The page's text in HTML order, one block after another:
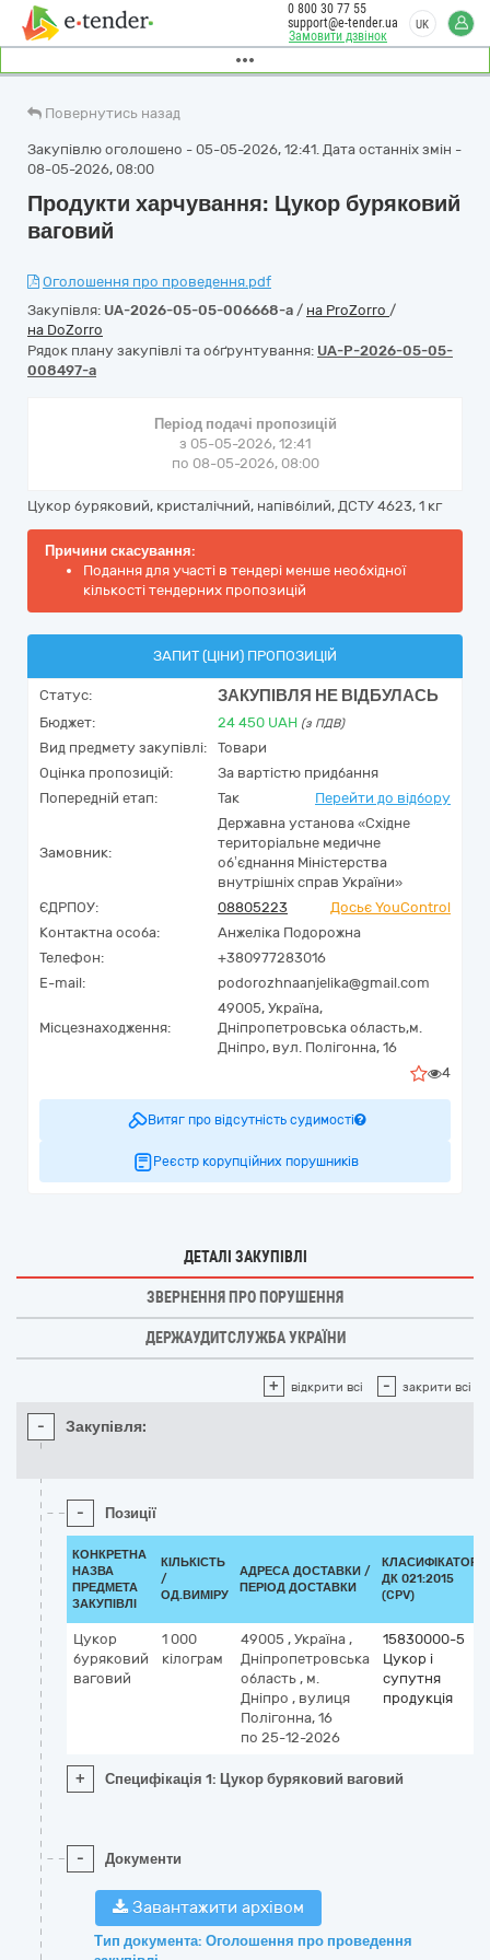
Замовити дзвінок
0 800 30 77 55
support@e-tender.ua
UK
Повернутись назад
Закупівлю оголошено - 05-05-2026, 12:41. Дата останніх змін -
08-05-2026, 08:00
Продукти харчування: Цукор буряковий
ваговий
Оголошення про проведення.pdf
Закупівля: UA-2026-05-05-006668-a / на ProZorro /
на DoZorro
Рядок плану закупівлі та обґрунтування: UA-P-2026-05-05-
008497-a
Період подачі пропозицій
з 05-05-2026, 12:41
по 08-05-2026, 08:00
Цукор буряковий, кристалічний, напівбілий, ДСТУ 4623, 1 кг
Причини скасування:
Подання для участі в тендері менше необхідної
кількості тендерних пропозицій
ЗАПИТ (ЦІНИ) ПРОПОЗИЦІЙ
Статус: ЗАКУПІВЛЯ НЕ ВІДБУЛАСЬ
Бюджет: 24 450 UAH (з ПДВ)
Вид предмету закупівлі:
Товари
Оцінка пропозицій:
За вартістю придбання
Попередній етап:
Так Перейти до відбору
Замовник:
Державна установа «Східне
територіальне медичне
об’єднання Міністерства
внутрішніх справ України»
ЄДРПОУ:
08805223
Досьє YouControl
Контактна особа:
Анжеліка Подорожна
Телефон:
+380977283016
E-mail:
podorozhnaanjelika@gmail.com
Місцезнаходження:
49005, Україна,
Дніпропетровська область,м.
Дніпро, вул. Полігонна, 16
4
Витяг про відсутність судимості
Реєстр корупційних порушників
ДЕТАЛІ ЗАКУПІВЛІ
ЗВЕРНЕННЯ ПРО ПОРУШЕННЯ
ДЕРЖАУДИТСЛУЖБА УКРАЇНИ
+ відкрити всі - закрити всі
- Закупівля:
- Позиції
КОНКРЕТНА
НАЗВА
ПРЕДМЕТА
ЗАКУПІВЛІ
КІЛЬКІСТЬ
/
ОД.ВИМІРУ
АДРЕСА ДОСТАВКИ /
ПЕРІОД ДОСТАВКИ
КЛАСИФІКАТОР
ДК 021:2015
(CPV)
Цукор
буряковий
ваговий
1 000
кілограм
49005 , Україна ,
Дніпропетровська
область , м.
Дніпро , вулиця
Полігонна, 16
по 25-12-2026
15830000-5
Цукор і
супутня
продукція
+ Специфікація 1: Цукор буряковий ваговий
- Документи
Завантажити архівом
Тип документа: Оголошення про проведення